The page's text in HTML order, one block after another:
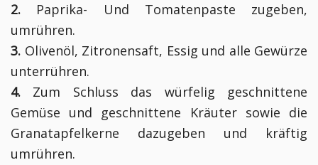
2. Paprika- Und Tomatenpaste zugeben,
umrühren.
3. Olivenöl, Zitronensaft, Essig und alle Gewürze
unterrühren.
4. Zum Schluss das würfelig geschnittene
Gemüse und geschnittene Kräuter sowie die
Granatapfelkerne dazugeben und kräftig
umrühren.